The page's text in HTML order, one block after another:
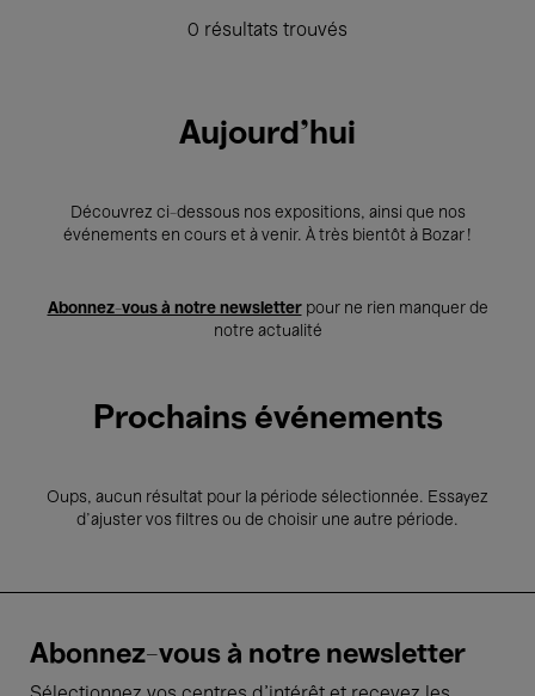
0 résultats trouvés
Aujourd'hui
Découvrez ci-dessous nos expositions, ainsi que nos
événements en cours et à venir. À très bientôt à Bozar !
Abonnez-vous à notre newsletterpour ne rien manquer de
notre actualité
Prochains événements
Oups, aucun résultat pour la période sélectionnée. Essayez
d’ajuster vos filtres ou de choisir une autre période.
Abonnez-vous à notre newsletter